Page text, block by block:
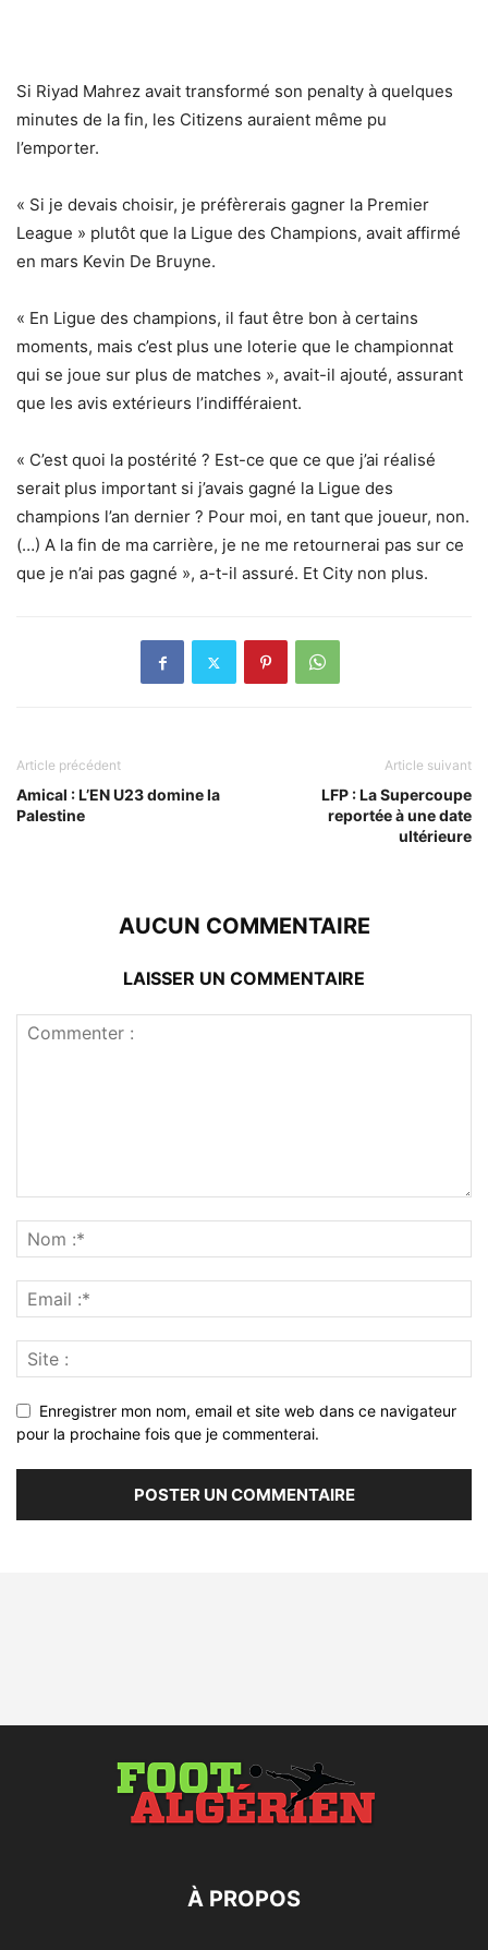
Si Riyad Mahrez avait transformé son penalty à quelques
minutes de la fin, les Citizens auraient même pu
l’emporter.
« Si je devais choisir, je préfèrerais gagner la Premier
League » plutôt que la Ligue des Champions, avait affirmé
en mars Kevin De Bruyne.
« En Ligue des champions, il faut être bon à certains
moments, mais c’est plus une loterie que le championnat
qui se joue sur plus de matches », avait-il ajouté, assurant
que les avis extérieurs l’indifféraient.
« C’est quoi la postérité ? Est-ce que ce que j’ai réalisé
serait plus important si j’avais gagné la Ligue des
champions l’an dernier ? Pour moi, en tant que joueur, non.
(…) A la fin de ma carrière, je ne me retournerai pas sur ce
que je n’ai pas gagné », a-t-il assuré. Et City non plus.
Article précédent
Amical : L’EN U23 domine la
Palestine
Article suivant
LFP : La Supercoupe
reportée à une date
ultérieure
AUCUN COMMENTAIRE
LAISSER UN COMMENTAIRE
Enregistrer mon nom, email et site web dans ce navigateur
pour la prochaine fois que je commenterai.
À PROPOS